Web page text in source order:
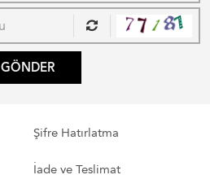
GÖNDER
Şifre Hatırlatma
İade ve Teslimat